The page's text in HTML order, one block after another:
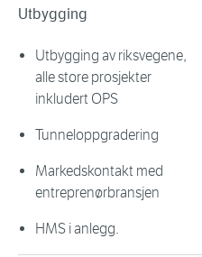
Utbygging
Utbygging av riksvegene,
alle store prosjekter
inkludert OPS
Tunneloppgradering
Markedskontakt med
entreprenørbransjen
HMS i anlegg.